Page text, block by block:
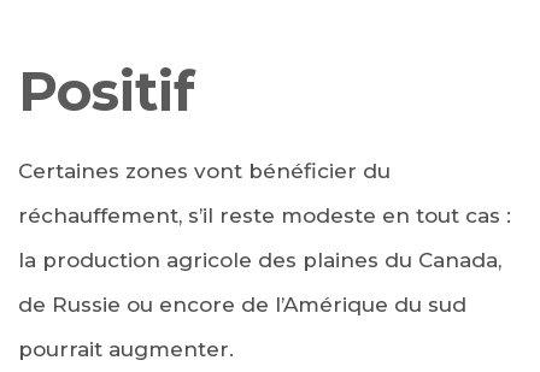
Positif
Certaines zones vont bénéficier du
réchauffement, s’il reste modeste en tout cas :
la production agricole des plaines du Canada,
de Russie ou encore de l’Amérique du sud
pourrait augmenter.